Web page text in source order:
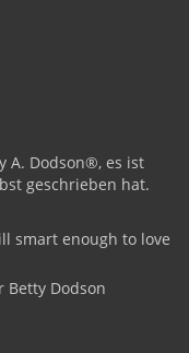
A. Dodson®️, es ist
geschrieben hat.
smart enough to love
Dodson